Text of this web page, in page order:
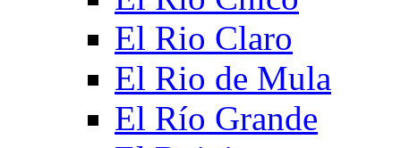
El Rio Claro
El Rio de Mula
El Río Grande